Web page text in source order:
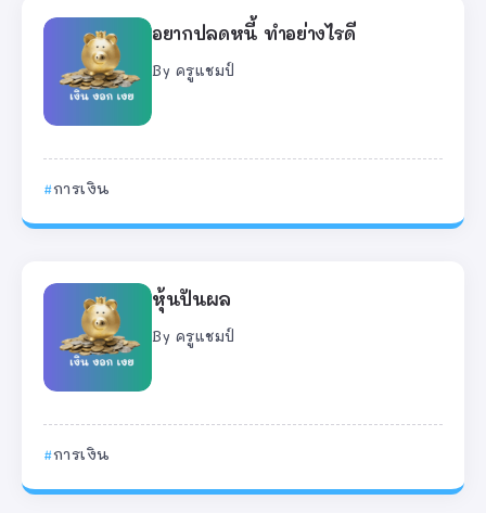
อยากปลดหนี้ ทำอย่างไรดี
By ครูแชมป์
การเงิน
หุ้นปันผล
By ครูแชมป์
การเงิน